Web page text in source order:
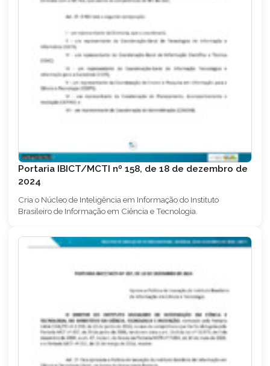
Portaria IBICT/MCTI nº 158, de 18 de dezembro de
2024
Cria o Núcleo de Inteligência em Informação do Instituto
Brasileiro de Informação em Ciência e Tecnologia.